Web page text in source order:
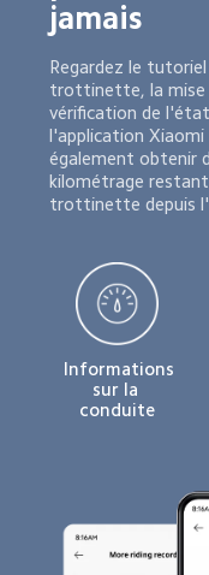
jamais
Regardez le
trottinette, la mise
vérification de
l'application
également obtenir
kilométrage
trottinette depuis
Informations
sur la
conduite